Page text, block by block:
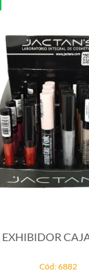
CAJA
Cód: 6882